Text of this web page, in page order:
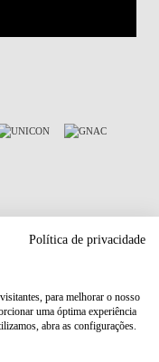
Política de privacidade
para melhorar o nosso
uma óptima experiência
abra as configurações.